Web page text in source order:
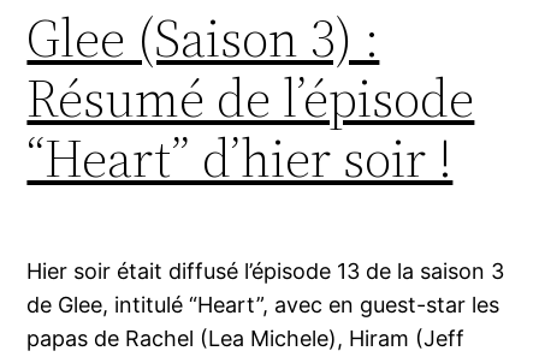
Glee (Saison 3) :
Résumé de l’épisode
“Heart” d’hier soir !
Hier soir était diffusé l’épisode 13 de la saison 3
de Glee, intitulé “Heart”, avec en guest-star les
papas de Rachel (Lea Michele), Hiram (Jeff